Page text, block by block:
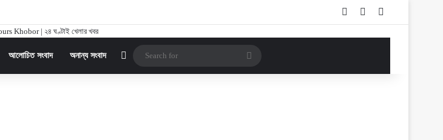
Log In Random Article
আলোচিত সংবাদ অনান্য সংবাদ Sidebar
for